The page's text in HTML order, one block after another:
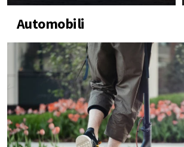
Automobili